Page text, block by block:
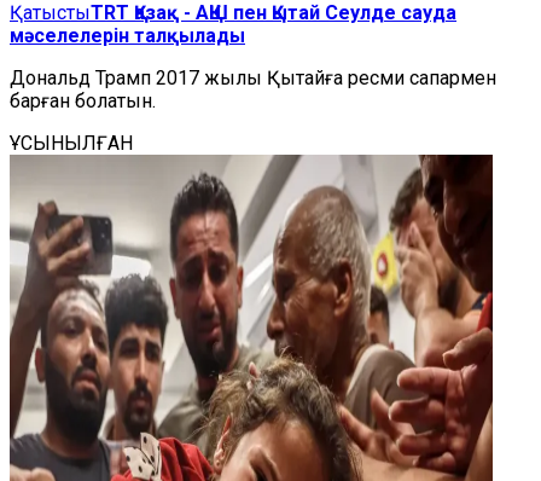
ҚатыстыTRT Қазақ - АҚШ пен Қытай Сеулде сауда
мәселелерін талқылады
Дональд Трамп 2017 жылы Қытайға ресми сапармен
барған болатын.
ҰСЫНЫЛҒАН